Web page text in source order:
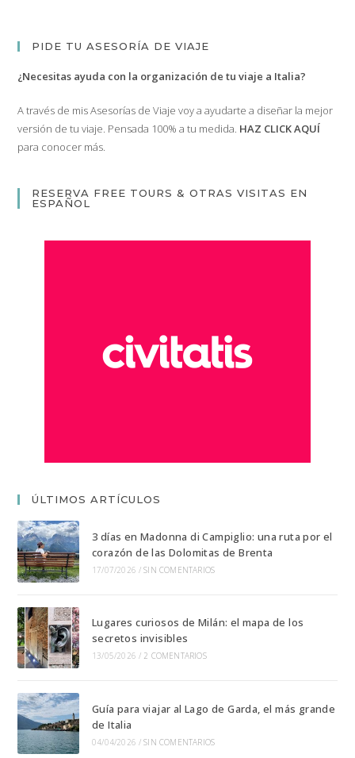
(opcional)
PIDE TU ASESORÍA DE VIAJE
¿Necesitas ayuda con la organización de tu viaje a Italia?
A través de mis Asesorías de Viaje voy a ayudarte a diseñar la mejor
versión de tu viaje. Pensada 100% a tu medida. HAZ CLICK AQUÍ
para conocer más.
RESERVA FREE TOURS & OTRAS VISITAS EN
ESPAÑOL
ÚLTIMOS ARTÍCULOS
3 días en Madonna di Campiglio: una ruta por el
corazón de las Dolomitas de Brenta
17/07/2026 / SIN COMENTARIOS
Lugares curiosos de Milán: el mapa de los
secretos invisibles
13/05/2026 / 2 COMENTARIOS
Guía para viajar al Lago de Garda, el más grande
de Italia
04/04/2026 / SIN COMENTARIOS